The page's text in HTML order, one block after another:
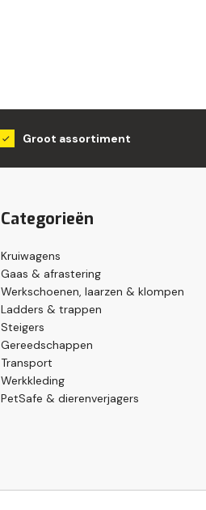
Groot assortiment
Categorieën
Kruiwagens
Gaas & afrastering
Werkschoenen, laarzen & klompen
Ladders & trappen
Steigers
Gereedschappen
Transport
Werkkleding
PetSafe & dierenverjagers